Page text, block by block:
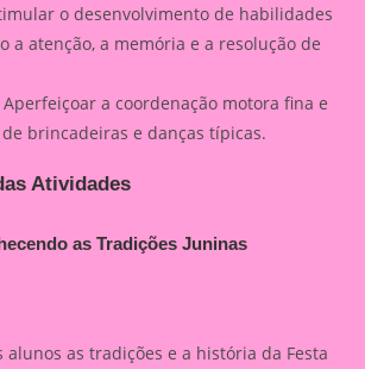
o desenvolvimento de habilidades
a atenção, a memória e a resolução de
Aperfeiçoar a coordenação motora fina e
brincadeiras e danças típicas.
Atividades
as Tradições Juninas
alunos as tradições e a história da Festa